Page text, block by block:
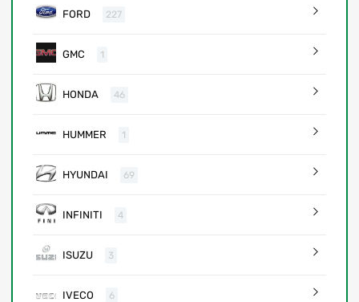
FORD 227
GMC 1
HONDA 46
HUMMER 1
HYUNDAI 69
INFINITI 4
ISUZU 3
IVECO 6